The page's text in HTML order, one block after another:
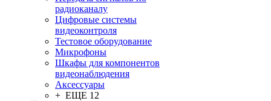
радиоканалу
Цифровые системы
видеоконтроля
Тестовое оборудование
Микрофоны
Шкафы для компонентов
видеонаблюдения
Аксессуары
+ ЕЩЕ 12